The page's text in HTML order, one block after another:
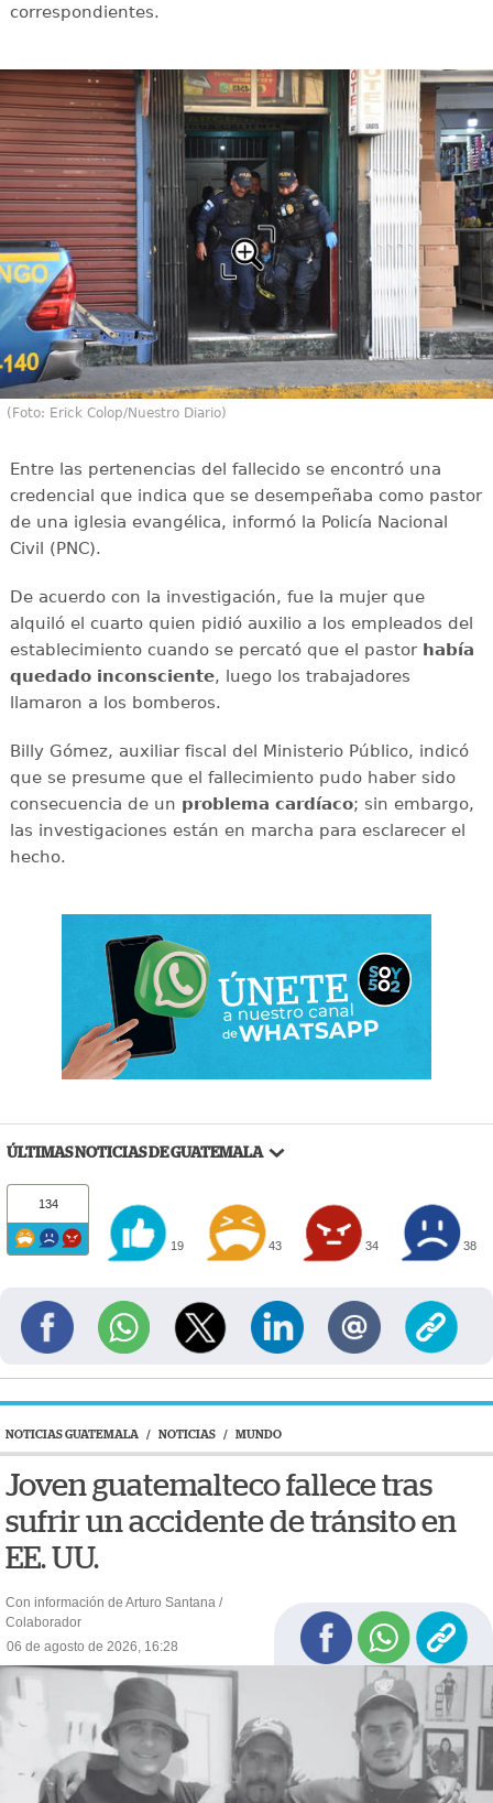
correspondientes.
(Foto: Erick Colop/Nuestro Diario)
Entre las pertenencias del fallecido se encontró una
credencial que indica que se desempeñaba como pastor
de una iglesia evangélica, informó la Policía Nacional
Civil (PNC).
De acuerdo con la investigación, fue la mujer que
alquiló el cuarto quien pidió auxilio a los empleados del
establecimiento cuando se percató que el pastor había
quedado inconsciente, luego los trabajadores
llamaron a los bomberos.
Billy Gómez, auxiliar fiscal del Ministerio Público, indicó
que se presume que el fallecimiento pudo haber sido
consecuencia de un problema cardíaco; sin embargo,
las investigaciones están en marcha para esclarecer el
hecho.
ÚLTIMAS NOTICIAS DE GUATEMALA
134
19 43 34 38
NOTICIAS GUATEMALA / NOTICIAS / MUNDO
Joven guatemalteco fallece tras
sufrir un accidente de tránsito en
EE. UU.
Con información de Arturo Santana /
Colaborador
06 de agosto de 2026, 16:28